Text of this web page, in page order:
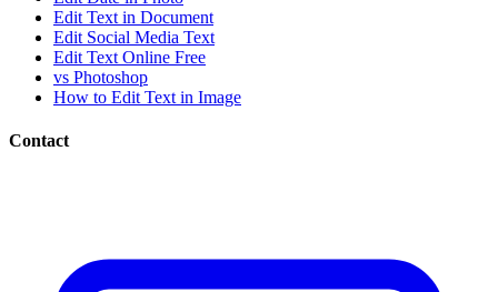
Edit Text in Document
Edit Social Media Text
Edit Text Online Free
vs Photoshop
How to Edit Text in Image
Contact